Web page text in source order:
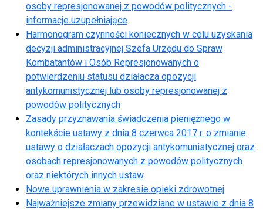
osoby represjonowanej z powodów politycznych -
informacje uzupełniające
Harmonogram czynności koniecznych w celu uzyskania
decyzji administracyjnej Szefa Urzędu do Spraw
Kombatantów i Osób Represjonowanych o
potwierdzeniu statusu działacza opozycji
antykomunistycznej lub osoby represjonowanej z
powodów politycznych
Zasady przyznawania świadczenia pieniężnego w
kontekście ustawy z dnia 8 czerwca 2017 r. o zmianie
ustawy o działaczach opozycji antykomunistycznej oraz
osobach represjonowanych z powodów politycznych
oraz niektórych innych ustaw
Nowe uprawnienia w zakresie opieki zdrowotnej
Najważniejsze zmiany przewidziane w ustawie z dnia 8